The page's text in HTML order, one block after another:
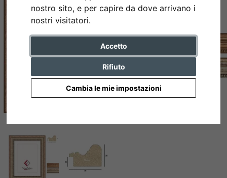
nostro sito, e per capire da dove arrivano i
nostri visitatori.
Accetto
Rifiuto
Cambia le mie impostazioni
Indietro